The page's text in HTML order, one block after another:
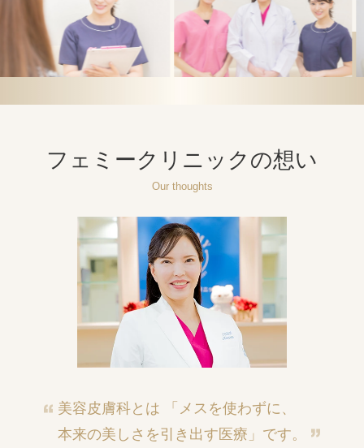
フェミークリニックの想い
Our thoughts
美容皮膚科とは 「メスを使わずに、
本来の美しさを引き出す医療」です。